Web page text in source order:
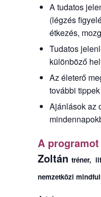
A tudatos
(légzés
étkezés,
Tudatos
különböző
Az életerő
további tippek
Ajánlások az
A
Zoltán tréner,
nemzetközi